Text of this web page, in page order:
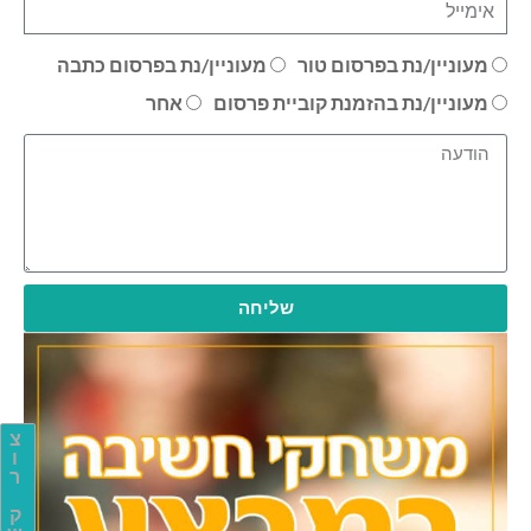
צ
ו
ר
ק
מעוניין/נת בפרסום טור
מעוניין/נת בפרסום כתבה
מעוניין/נת בהזמנת קוביית פרסום
אחר
שליחה